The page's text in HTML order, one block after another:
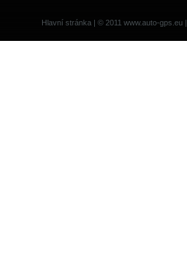
Hlavní stránka | © 2011 www.auto-gps.eu|